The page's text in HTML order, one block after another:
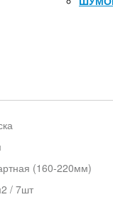
(160-220мм)
/ 7шт